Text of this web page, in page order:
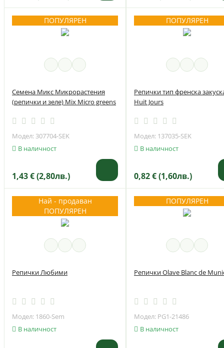
ПОПУЛЯРЕН
Семена Микс Микрорастения
(репички и зеле) Mix Micro greens
Модел: 307704-SEK
В наличност
1,43 € (2,80лв.)
ПОПУЛЯРЕН
Репички тип френска
Huit Jours
Модел: 137035-SEK
В наличност
0,82 € (1,60лв.)
Най - продаван
ПОПУЛЯРЕН
Репички Любими
Модел: 1860-Sem
В наличност
ПОПУЛЯРЕН
Репички Olave Blanc de
Модел: PG1-21486
В наличност